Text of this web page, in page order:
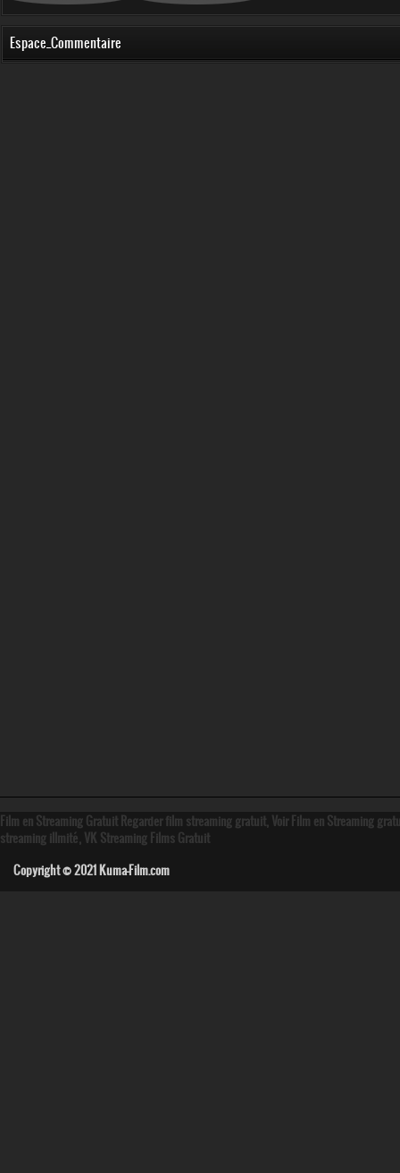
Espace_Commentaire
Film en Streaming Gratuit Regarder film streaming gratuit, Voir Film en Streaming
streaming illmité, VK Streaming Films Gratuit
Copyright © 2021Kuma-Film.com